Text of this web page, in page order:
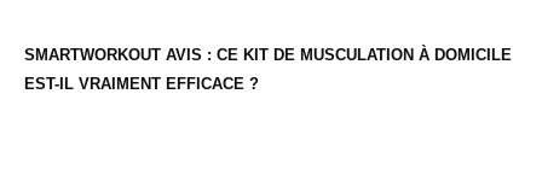
SMARTWORKOUT AVIS : CE KIT DE MUSCULATION À DOMICILE
EST-IL VRAIMENT EFFICACE ?